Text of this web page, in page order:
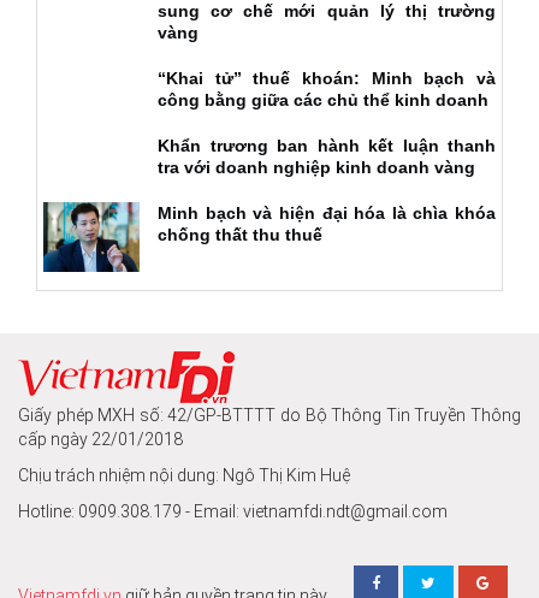
sung cơ chế mới quản lý thị trường
vàng
“Khai tử” thuế khoán: Minh bạch và
công bằng giữa các chủ thể kinh doanh
Khẩn trương ban hành kết luận thanh
tra với doanh nghiệp kinh doanh vàng
Minh bạch và hiện đại hóa là chìa khóa
chống thất thu thuế
Giấy phép MXH số: 42/GP-BTTTT do Bộ Thông Tin Truyền Thông
cấp ngày 22/01/2018
Chịu trách nhiệm nội dung: Ngô Thị Kim Huệ
Hotline: 0909.308.179 - Email: vietnamfdi.ndt@gmail.com